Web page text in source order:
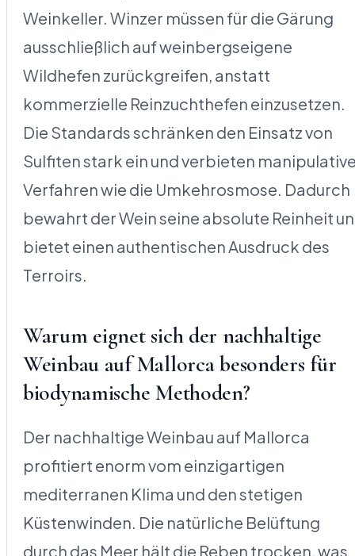
Weinkeller. Winzer müssen für die Gärung
ausschließlich auf weinbergseigene
Wildhefen zurückgreifen, anstatt
kommerzielle Reinzuchthefen einzusetzen.
Die Standards schränken den Einsatz von
Sulfiten stark ein und verbieten
Verfahren wie die Umkehrosmose. Dadurch
bewahrt der Wein seine absolute Reinheit
bietet einen authentischen Ausdruck des
Terroirs.
Warum eignet sich der nachhaltige
Weinbau auf Mallorca besonders für
biodynamische Methoden?
Der nachhaltige Weinbau auf Mallorca
profitiert enorm vom einzigartigen
mediterranen Klima und den stetigen
Küstenwinden. Die natürliche Belüftung
durch das Meer hält die Reben trocken, was